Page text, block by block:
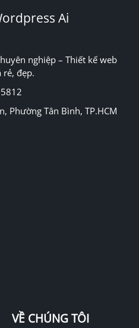
Ai
nghiệp – Thiết kế web
rẻ, đẹp.
Phường Tân Bình, TP.HCM
VỀ CHÚNG TÔI